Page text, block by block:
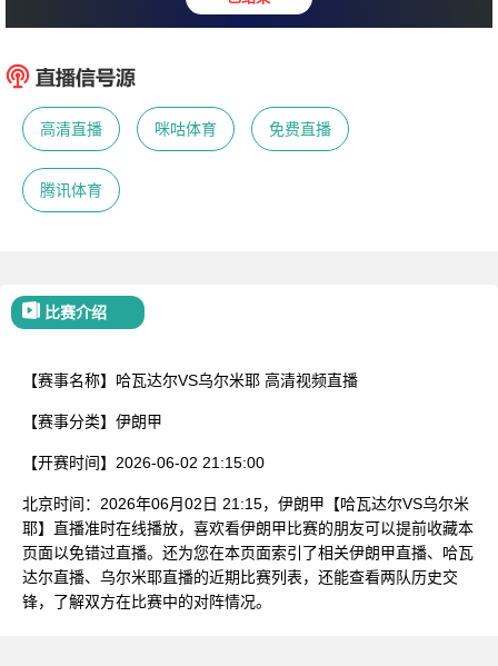
哈瓦达尔 : 乌尔
高清直播 咪咕体育 免费直播
腾讯体育
比赛介绍
【赛事名称】 哈瓦达尔VS乌尔米耶 高清视频直播
【赛事分类】 伊朗甲
【开赛时间】 2026-06-02 21:15:00
北京时间：2026年06月02日 21:15，伊朗甲【哈瓦达尔VS乌尔米
耶】直播准时在线播放，喜欢看伊朗甲比赛的朋友可以提前收藏本
页面以免错过直播。还为您在本页面索引了相关伊朗甲直播、哈瓦
达尔直播、乌尔米耶直播的近期比赛列表，还能查看两队历史交
锋，了解双方在比赛中的对阵情况。